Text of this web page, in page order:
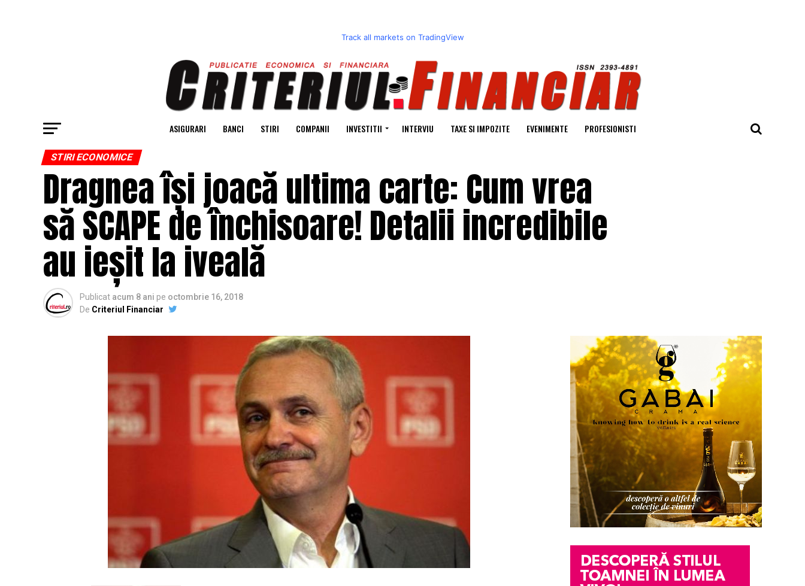
Track all markets on TradingView
ASIGURARI BANCI STIRI COMPANII INVESTITII INTERVIU TAXE SI IMPOZITE EVENIMENTE PROFESIONISTI
STIRI ECONOMICE
Dragnea își joacă ultima carte: Cum vrea
să SCAPE de închisoare! Detalii incredibile
au ieșit la iveală
Publicat acum 8 ani pe octombrie 16, 2018
De Criteriul Financiar